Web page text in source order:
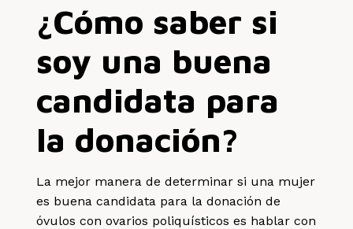
¿Cómo saber si
soy una buena
candidata para
la donación?
La mejor manera de determinar si una mujer
es buena candidata para la donación de
óvulos con ovarios poliquísticos es hablar con